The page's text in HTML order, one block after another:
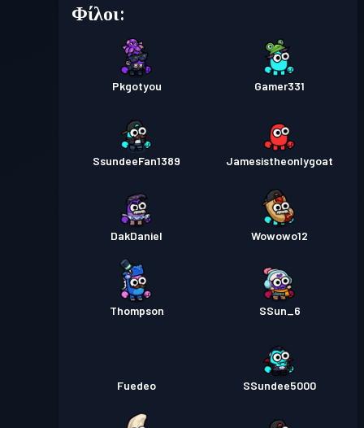
Φίλοι:
Pkgotyou Gamer331
SsundeeFan1389 Jamesistheonlygoat
DakDaniel Wowowo12
Thompson SSun_6
Fuedeo SSundee5000